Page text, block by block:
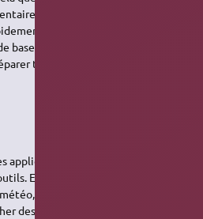
permettant d'afficher des
vos programmes préférés,
base, et bien d'autres
tous ces programmes en
applications qui se placent sur le
Elles peuvent rendre plusieurs
contrôler un lecteur
des informations sur votre